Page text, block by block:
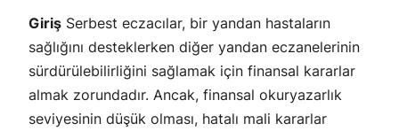
Giriş Serbest eczacılar, bir yandan hastaların
sağlığını desteklerken diğer yandan eczanelerinin
sürdürülebilirliğini sağlamak için finansal kararlar
almak zorundadır. Ancak, finansal okuryazarlık
seviyesinin düşük olması, hatalı mali kararlar